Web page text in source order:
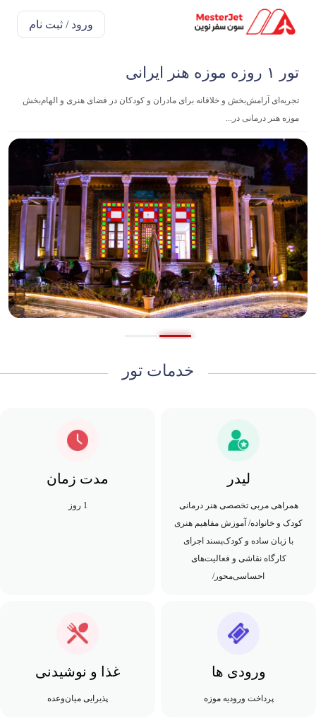
ورود / ثبت نام
تور ۱ روزه موزه هنر ایرانی
تجربه‌ای آرامش‌بخش و خلاقانه برای مادران و کودکان در فضای هنری و الهام‌بخش
موزه هنر درمانی در...
خدمات تور
لیدر
همراهی مربی تخصصی هنر درمانی
کودک و خانواده/ آموزش مفاهیم هنری
با زبان ساده و کودک‌پسند اجرای
کارگاه نقاشی و فعالیت‌های
احساسی‌محور/
مدت زمان
1 روز
ورودی ها
پرداخت ورودیه موزه
غذا و نوشیدنی
پذیرایی میان‌وعده